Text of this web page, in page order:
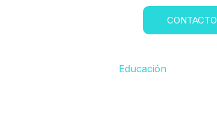
CONTACTO
Educación